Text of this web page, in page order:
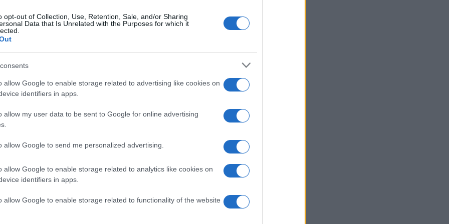
opt-out of Collection, Use, Retention, Sale, and/or Sharing
Data that Is Unrelated with the Purposes for which it
allow Google to enable storage related to advertising like cookies on
identifiers in apps.
allow my user data to be sent to Google for online advertising
allow Google to send me personalized advertising.
allow Google to enable storage related to analytics like cookies on
identifiers in apps.
allow Google to enable storage related to functionality of the website
Ιράν - ΗΠΑ
επίσημο διπλωματικό επίπεδο από τον
Αραγτσί. Μιλώντας σε ξένους
Τεχεράνη, ο Αραγτσί ξεκαθάρισε ότι το
Ισραήλ από τον Λίβανο, καθώς θεωρεί τον
και αλληλεξαρτώμενο» με τη
και Ιράν.
42,2 βαθμούς Κελσίου
ΔΙΕΘΝΗ
Πείστε τον Τραμπ να σταματήσει τις
επιθέσεις, ειδάλλως θα υπάρξουν
αντίποινα
06/08/26 - 19:52
Ζελένσκι: Στην Σερβία το Σάββατο,
ρωσο-ουκρανικού πολέμου
ΕΛΛΑΔΑ
06/08/26 - 19:37
Marfin — Θα μεταφερθεί στη ΓΑΔΑ